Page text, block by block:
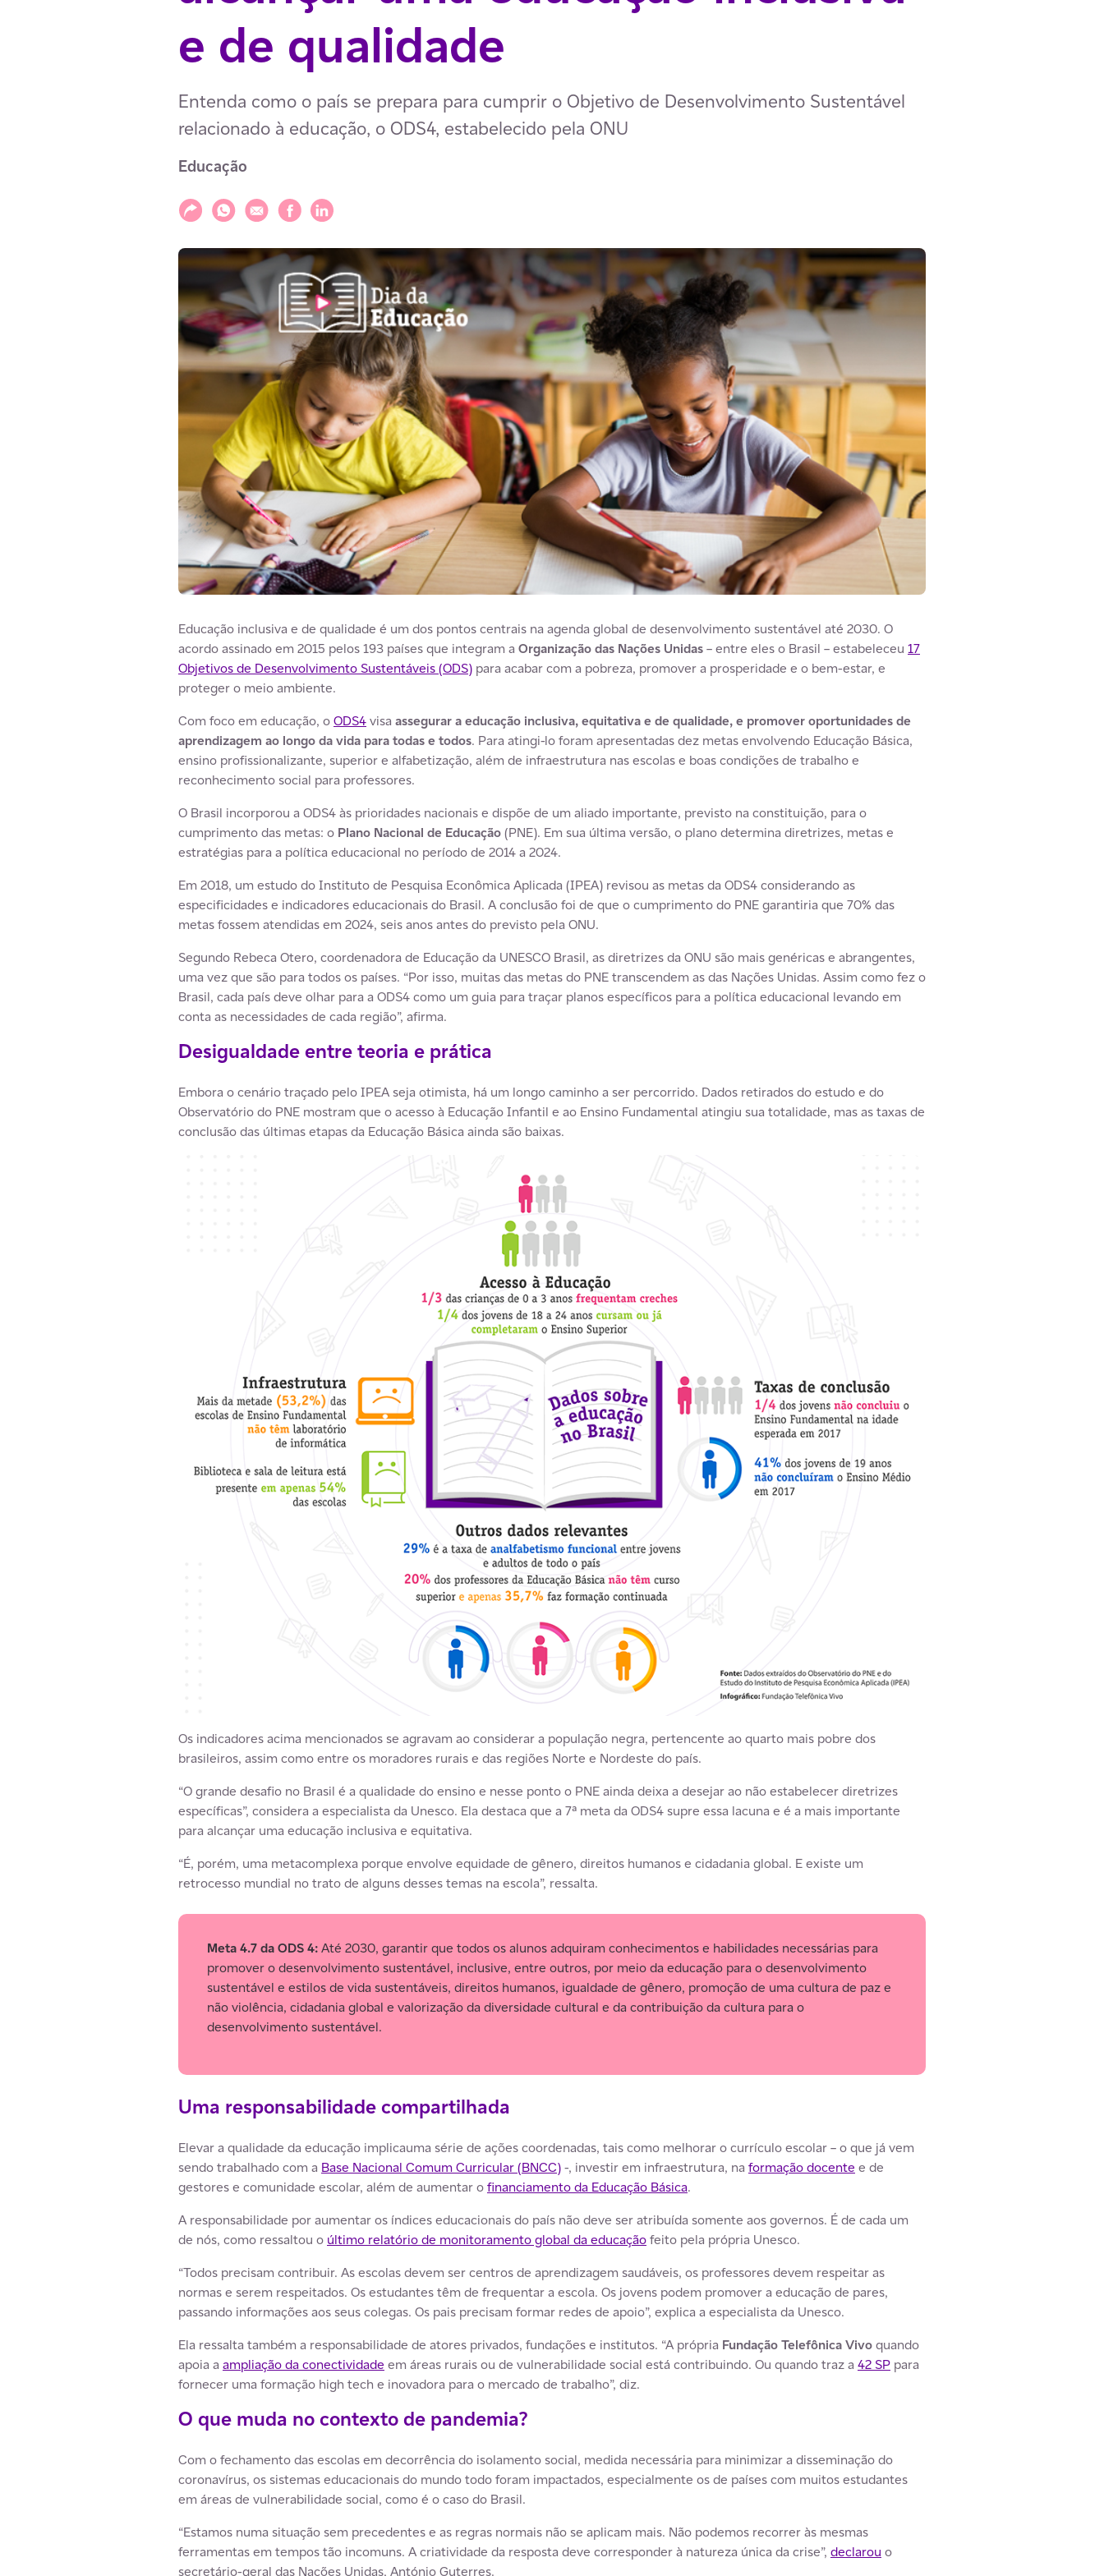
e de qualidade
Entenda como o país se prepara para cumprir o Objetivo de Desenvolvimento Sustentável
relacionado à educação, o ODS4, estabelecido pela ONU
Educação
Compartilhar
Compartilhar via WhatsApp
Compartilhar via E-mail
Compartilhar via Facebook
Compartilhar via LinkedIn
Educação inclusiva e de qualidade é um dos pontos centrais na agenda global de desenvolvimento sustentável até 2030. O
acordo assinado em 2015 pelos 193 países que integram a Organização das Nações Unidas– entre eles o Brasil – estabeleceu 17
Objetivos de Desenvolvimento Sustentáveis (ODS) para acabar com a pobreza, promover a prosperidade e o bem-estar, e
proteger o meio ambiente.
Com foco em educação, oODS4visa assegurar a educação inclusiva, equitativa e de qualidade, e promover oportunidades de
aprendizagem ao longo da vida para todas e todos. Para atingi-lo foram apresentadas dez metas envolvendo Educação Básica,
ensino profissionalizante, superior e alfabetização, além de infraestrutura nas escolas e boas condições de trabalho e
reconhecimento social para professores.
O Brasil incorporou a ODS4 às prioridades nacionais e dispõe de um aliado importante, previsto na constituição, para o
cumprimento das metas: o Plano Nacional de Educação(PNE). Em sua última versão, o plano determina diretrizes, metas e
estratégias para a política educacional no período de 2014 a 2024.
Em 2018, um estudo do Instituto de Pesquisa Econômica Aplicada (IPEA) revisou as metas da ODS4 considerando as
especificidades e indicadores educacionais do Brasil. A conclusão foi de que o cumprimento do PNE garantiria que 70% das
metas fossem atendidas em 2024, seis anos antes do previsto pela ONU.
Segundo Rebeca Otero, coordenadora de Educação da UNESCO Brasil, as diretrizes da ONU são mais genéricas e abrangentes,
uma vez que são para todos os países. “Por isso, muitas das metas do PNE transcendem as das Nações Unidas. Assim como fez o
Brasil, cada país deve olhar para a ODS4 como um guia para traçar planos específicos para a política educacional levando em
conta as necessidades de cada região”, afirma.
Desigualdade entre teoria e prática
Embora o cenário traçado pelo IPEA seja otimista, há um longo caminho a ser percorrido. Dados retirados do estudo e do
Observatório do PNE mostram que o acesso à Educação Infantil e ao Ensino Fundamental atingiu sua totalidade, mas as taxas de
conclusão das últimas etapas da Educação Básica ainda são baixas.
Os indicadores acima mencionados se agravam ao considerar a população negra, pertencente ao quarto mais pobre dos
brasileiros, assim como entre os moradores rurais e das regiões Norte e Nordeste do país.
“O grande desafio no Brasil é a qualidade do ensino e nesse ponto o PNE ainda deixa a desejar ao não estabelecer diretrizes
específicas”, considera a especialista da Unesco. Ela destaca que a 7ª meta da ODS4 supre essa lacuna e é a mais importante
para alcançar uma educação inclusiva e equitativa.
“É, porém, uma metacomplexa porque envolve equidade de gênero, direitos humanos e cidadania global. E existe um
retrocesso mundial no trato de alguns desses temas na escola”, ressalta.
Meta 4.7 da ODS 4:Até 2030, garantir que todos os alunos adquiram conhecimentos e habilidades necessárias para
promover o desenvolvimento sustentável, inclusive, entre outros, por meio da educação para o desenvolvimento
sustentável e estilos de vida sustentáveis, direitos humanos, igualdade de gênero, promoção de uma cultura de paz e
não violência, cidadania global e valorização da diversidade cultural e da contribuição da cultura para o
desenvolvimento sustentável.
Uma responsabilidade compartilhada
Elevar a qualidade da educação implicauma série de ações coordenadas, tais como melhorar o currículo escolar – o que já vem
sendo trabalhado com a Base Nacional Comum Curricular (BNCC)-, investir em infraestrutura, na formação docente e de
gestores e comunidade escolar, além de aumentar ofinanciamento da Educação Básica.
A responsabilidade por aumentar os índices educacionais do país não deve ser atribuída somente aos governos. É de cada um
de nós, como ressaltou o último relatório de monitoramento global da educaçãofeito pela própria Unesco.
“Todos precisam contribuir. As escolas devem ser centros de aprendizagem saudáveis, os professores devem respeitar as
normas e serem respeitados. Os estudantes têm de frequentar a escola. Os jovens podem promover a educação de pares,
passando informações aos seus colegas. Os pais precisam formar redes de apoio”, explica a especialista da Unesco.
Ela ressalta também a responsabilidade de atores privados, fundações e institutos. “A própria Fundação Telefônica Vivoquando
apoia a ampliação da conectividade em áreas rurais ou de vulnerabilidade social está contribuindo. Ou quando traz a 42 SP para
fornecer uma formação high tech e inovadora para o mercado de trabalho”, diz.
O que muda no contexto de pandemia?
Com o fechamento das escolas em decorrência do isolamento social, medida necessária para minimizar a disseminação do
coronavírus, os sistemas educacionais do mundo todo foram impactados, especialmente os de países com muitos estudantes
em áreas de vulnerabilidade social, como é o caso do Brasil.
“Estamos numa situação sem precedentes e as regras normais não se aplicam mais. Não podemos recorrer às mesmas
ferramentas em tempos tão incomuns. A criatividade da resposta deve corresponder à natureza única da crise”, declarou o
secretário-geral das Nações Unidas, António Guterres.